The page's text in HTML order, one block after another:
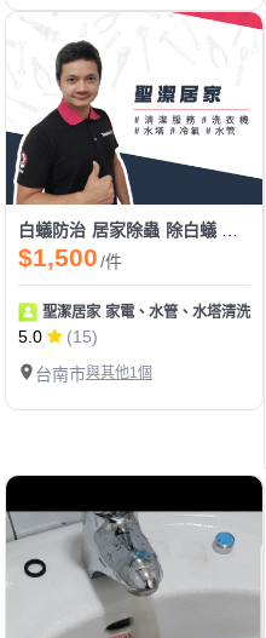
$1,500/件
聖潔居家 家電、水管、水塔清洗 地
5.0
(15)
台南市與其他1個